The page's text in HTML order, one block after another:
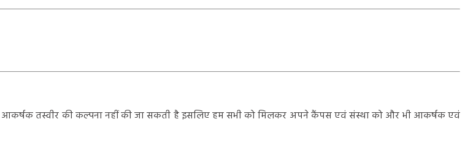
आकर्षक तस्वीर की कल्पना नहीं की जा सकती है इसलिए हम सभी को मिलकर अपने कैंपस एवं संस्था को और भी आकर्षक एवं